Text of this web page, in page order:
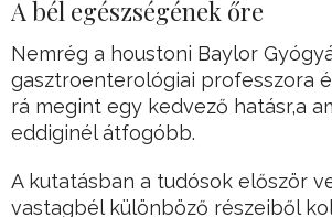
A bél egészségének őre
Nemrég a houstoni Baylor
gasztroenterológiai professzora
rá megint egy kedvező hatásr,a
eddiginél átfogóbb.
A kutatásban a tudósok először
vastagbél különböző részeiből